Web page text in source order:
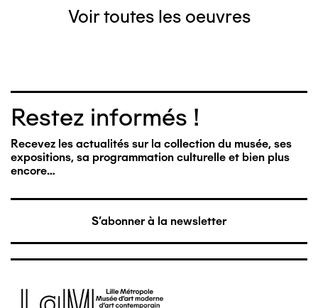
Voir toutes les oeuvres
Restez informés !
Recevez les actualités sur la collection du musée, ses
expositions, sa programmation culturelle et bien plus
encore…
S'abonner à la newsletter
Image